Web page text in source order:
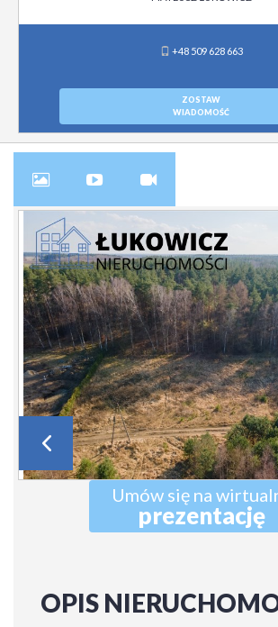
+48 509 628 663
ZOSTAW
WIADOMOŚĆ
Umów się na
prezentację
OPIS